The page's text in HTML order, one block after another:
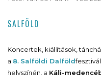
SALFÖLD
Koncertek, kiállítások,
a 8. Salföldi Dalföld
helyszínén, a Káli-